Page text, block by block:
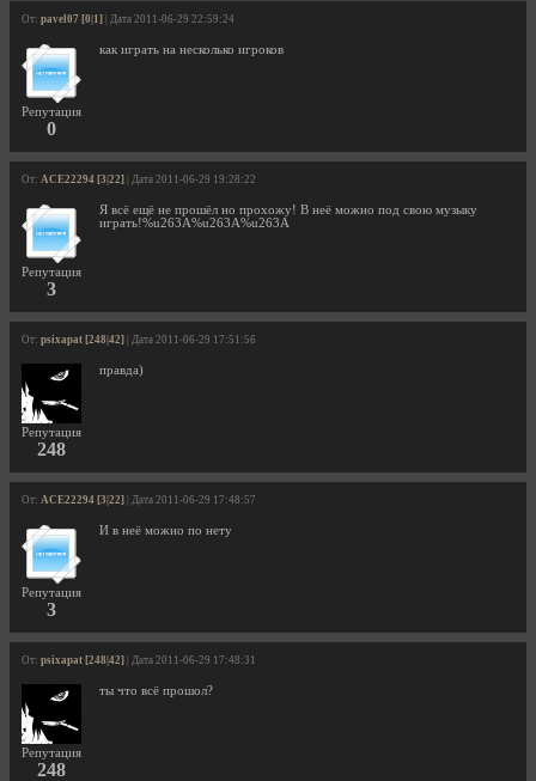
От: pavel07 [0|1] | Дата 2011-06-29 22:59:24
Репутация
0
как играть на несколько игроков
От: ACE22294 [3|22] | Дата 2011-06-29 19:28:22
Репутация
3
Я всё ещё не прошёл но прохожу! В неё можно под свою музыку
играть!%u263A%u263A%u263A
От: psixapat [248|42] | Дата 2011-06-29 17:51:56
Репутация
248
правда)
От: ACE22294 [3|22] | Дата 2011-06-29 17:48:57
Репутация
3
И в неё можно по нету
От: psixapat [248|42] | Дата 2011-06-29 17:48:31
Репутация
248
ты что всё прошол?